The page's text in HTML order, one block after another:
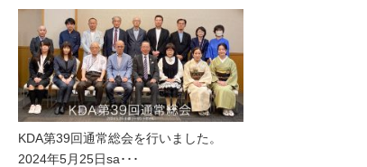
KDA第39回通常総会を行いました。
2024年5月25日sa･･･